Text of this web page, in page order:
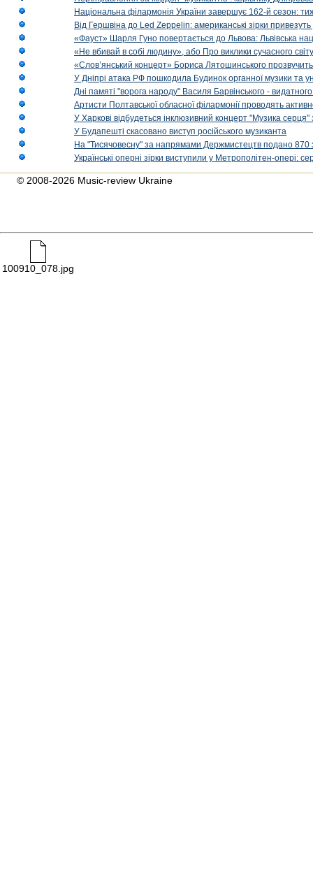
Національна філармонія України завершує 162-й сезон:
Від Гершвіна до Led Zeppelin: американські зірки
«Фауст» Шарля Гуно повертається до Львова: Львівська
«Не вбивай в собі людину», або Про виклики сучасного світу
«Слов’янський концерт» Бориса Лятошинського
У Дніпрі атака РФ пошкодила Будинок органної музики та
Дні памяті "ворога народу" Василя Барвінського -
Артисти Полтавської обласної філармонії проводять
У Харкові відбудеться інклюзивний концерт "Музика
У Будапешті скасовано виступ російського музиканта
На "Тисячовесну" за напрямами Держмистецтв подано 870
Українські оперні зірки виступили у Метрополітен-опері:
© 2008-2026 Music-review Ukraine
100910_078.jpg